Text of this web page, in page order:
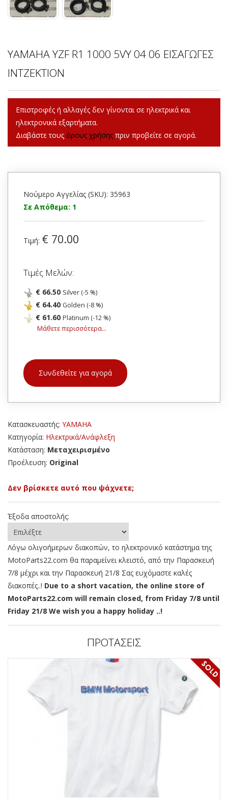
YAMAHA YZF R1 1000 5VY 04 06 ΕΙΣΑΓΩΓΕΣ
ΙΝΤΖΕΚΤΙΟΝ
Επιστροφές ή αλλαγές δεν γίνονται σε ηλεκτρικά και
ηλεκτρονικά εξαρτήματα.
Διαβάστε τους όρους χρήσης πριν προβείτε σε αγορά.
Νούμερο Αγγελίας (SKU): 35963
Σε Απόθεμα: 1
Τιμή: € 70.00
Τιμές Μελών:
€ 66.50 Silver (-5 %)
€ 64.40 Golden (-8 %)
€ 61.60 Platinum (-12 %)
Μάθετε περισσότερα...
Συνδεθείτε για αγορά
Κατασκευαστής: YAMAHA
Κατηγορία: Ηλεκτρικά/Ανάφλεξη
Κατάσταση: Μεταχειρισμένο
Προέλευση: Original
Δεν βρίσκετε αυτό που ψάχνετε;
Έξοδα αποστολής:
Λόγω ολιγοήμερων διακοπών, το ηλεκτρονικό κατάστημα της
MotoParts22.com θα παραμείνει κλειστό, από την Παρασκευή
7/8 μέχρι και την Παρασκευή 21/8 Σας ευχόμαστε καλές
διακοπές..! Due to a short vacation, the online store of
MotoParts22.com will remain closed, from Friday 7/8 until
Friday 21/8 We wish you a happy holiday ..!
ΠΡΟΤΑΣΕΙΣ